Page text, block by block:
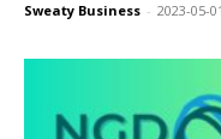
Sweaty Business - 2023-05-01